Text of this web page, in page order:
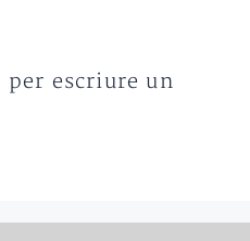
per escriure un